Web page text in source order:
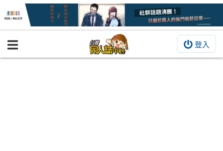
登入
BOOKY書集倉庫